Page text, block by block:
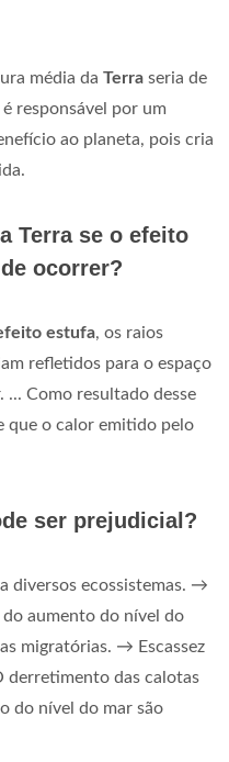
média da Terra seria de
responsável por um
ao planeta, pois cria
Terra se o efeito
ocorrer?
estufa, os raios
refletidos para o espaço
... Como resultado desse
que o calor emitido pelo
ser prejudicial?
diversos ecossistemas. →
do aumento do nível do
migratórias. → Escassez
derretimento das calotas
do nível do mar são